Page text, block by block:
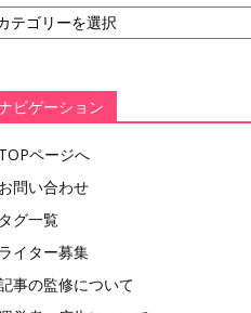
ビゲーション
TOPページへ
お問い合わせ
タグ一覧
ライター募集
事の監修について